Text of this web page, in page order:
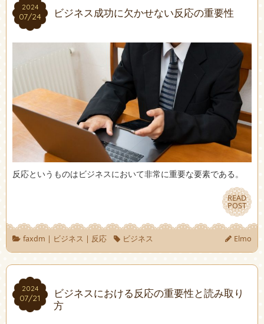
2024
07/24
2024
07/24 ビジネス成功に欠かせない反応の重要性
反応というものはビジネスにおいて非常に重要な要素である。
READ
POST
READ
POST
faxdm | ビジネス | 反応 ビジネス Elmo
2024
07/21
2024
07/21
ビジネスにおける反応の重要性と読み取り
方